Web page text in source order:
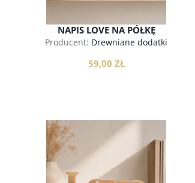
METRYCZKA DZIECIĘCA Z
DREWNA
90,00 zł
NAPIS LOVE NA PÓŁKĘ
Producent: Drewniane dodatki
59,00 ZŁ
do koszyka